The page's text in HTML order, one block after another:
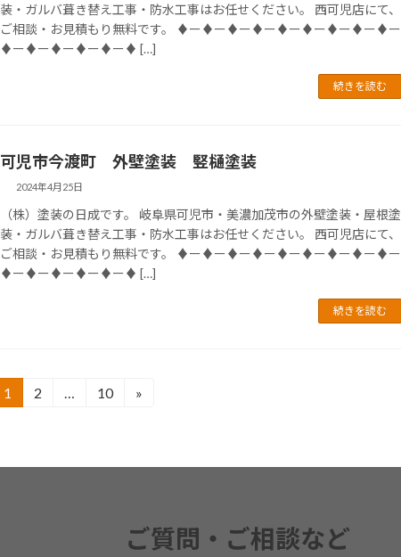
装・ガルバ葺き替え工事・防水工事はお任せください。 西可児店にて、
ご相談・お見積もり無料です。 ♦ー♦ー♦ー♦ー♦ー♦ー♦ー♦ー♦ー
♦ー♦ー♦ー♦ー♦ー♦ […]
続きを読む
可児市今渡町 外壁塗装 竪樋塗装
2024年4月25日
（株）塗装の日成です。 岐阜県可児市・美濃加茂市の外壁塗装・屋根塗
装・ガルバ葺き替え工事・防水工事はお任せください。 西可児店にて、
ご相談・お見積もり無料です。 ♦ー♦ー♦ー♦ー♦ー♦ー♦ー♦ー♦ー
♦ー♦ー♦ー♦ー♦ー♦ […]
続きを読む
固
1
固
2 …
固
10 »
ご質問・ご相談など